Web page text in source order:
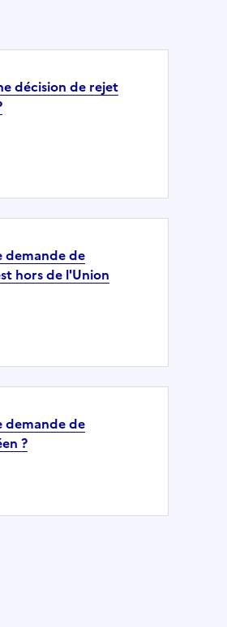
décision de rejet
demande de
hors de l'Union
demande de
?